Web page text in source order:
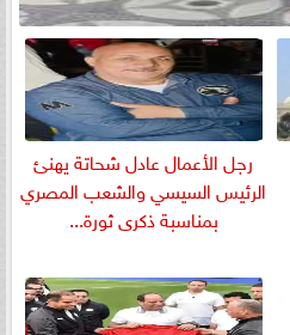
رجل الأعمال عادل شحاتة يهنئ
الرئيس السيسي والشعب المصري
بمناسبة ذكرى ثورة...